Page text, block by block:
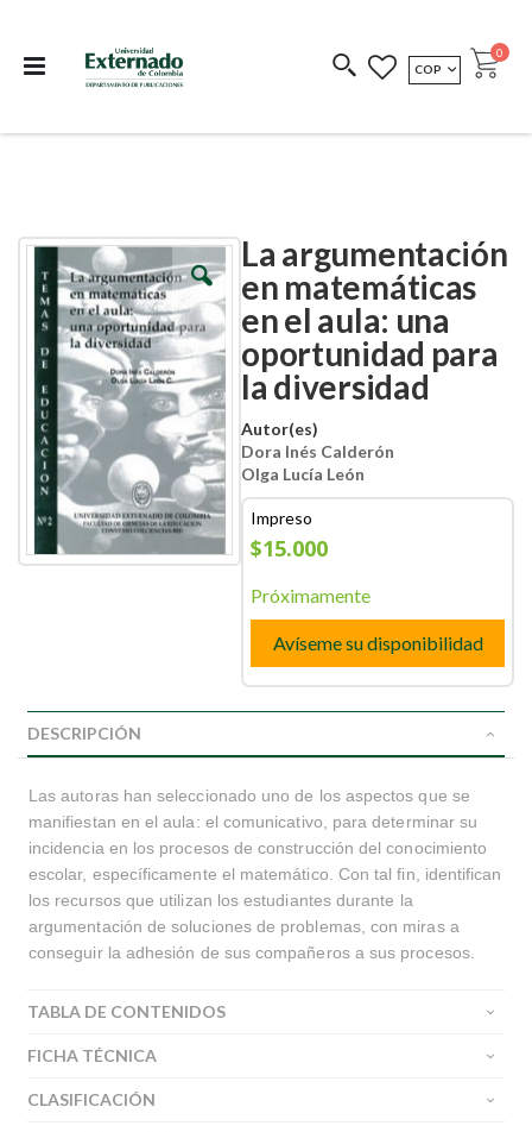
COEDICIONES REDIMIR CÓDIGO
MONEDA
COP Cart
0
La argumentación
en matemáticas
en el aula: una
oportunidad para
la diversidad
Autor(es)
Dora Inés Calderón
Olga Lucía León
Impreso
$15.000
Próximamente
Avíseme su disponibilidad
Skip
end
images
gallery
Skip
beginning
images
gallery
DESCRIPCIÓN
Las autoras han seleccionado uno de los aspectos que se
manifiestan en el aula: el comunicativo, para determinar su
incidencia en los procesos de construcción del conocimiento
escolar, específicamente el matemático. Con tal fin, identifican
los recursos que utilizan los estudiantes durante la
argumentación de soluciones de problemas, con miras a
conseguir la adhesión de sus compañeros a sus procesos.
TABLA DE CONTENIDOS
FICHA TÉCNICA
CLASIFICACIÓN